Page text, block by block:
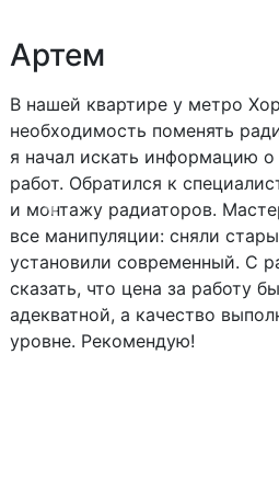
Артем
В нашей квартире у метро
необходимость поменять
я начал искать информацию
работ. Обратился к
и монтажу радиаторов.
все манипуляции: сняли
установили современный. С
сказать, что цена за работу
адекватной, а качество
уровне. Рекомендую!
Следующий